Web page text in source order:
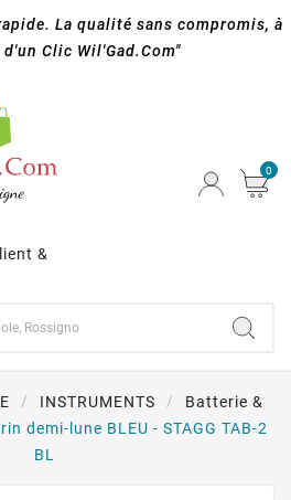
La qualité sans compromis, à
Clic Wil'Gad.Com"
&
0
INSTRUMENTS
Batterie &
demi-lune BLEU - STAGG TAB-2
BL